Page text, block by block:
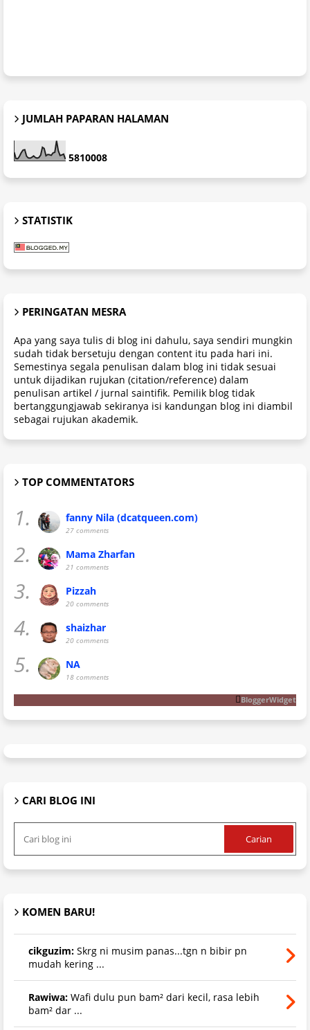
JUMLAH PAPARAN HALAMAN
5810008
STATISTIK
PERINGATAN MESRA
Apa yang saya tulis di blog ini dahulu, saya sendiri mungkin
sudah tidak bersetuju dengan content itu pada hari ini.
Semestinya segala penulisan dalam blog ini tidak sesuai
untuk dijadikan rujukan (citation/reference) dalam
penulisan artikel / jurnal saintifik. Pemilik blog tidak
bertanggungjawab sekiranya isi kandungan blog ini diambil
sebagai rujukan akademik.
TOP COMMENTATORS
1. fanny Nila (dcatqueen.com)
27 comments
2. Mama Zharfan
21 comments
3. Pizzah
20 comments
4. shaizhar
20 comments
5. NA
18 comments
BloggerWidget
CARI BLOG INI
KOMEN BARU!
cikguzim: Skrg ni musim panas...tgn n bibir pn
mudah kering ...
Rawiwa: Wafi dulu pun bam² dari kecil, rasa lebih
bam² dar ...